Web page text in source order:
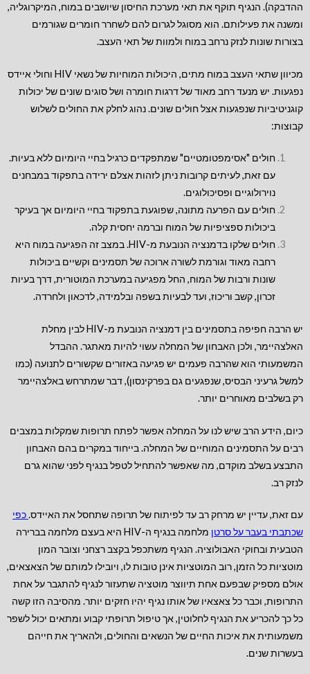
ההדבקה). הנגיף תוקף את תאי מערכת החיסון שיושבים במוח, המיקרוגליה,
ומשנה את פעילותם. הוא מסוגל לגרום להם לשחרר חומרים שגורמים
בצורות שונות לנזק נרחב במוח ולמוות של תאי העצב.
מכיוון שתאי העצב במוח מתים, היכולות המוחיות של נשאי HIV וחולי איידס
נפגעות. יש מנעד רחב מאוד של דרגות חומרה ושל סוגים שונים של יכולות
קוגניטיביות שנפגעות אצל חולים שונים. נהוג לחלק את החולים לשלוש
קבוצות:
חולים "אסימפטומטיים" שמתפקדים כרגיל בחיי היומיום ללא בעיות.
עם זאת, לעיתים קרובות ניתן לזהות אצלם ירידה בתפקוד במבחנים
נוירולוגיים ופסיכולוגים.
חולים עם הפרעה מתונה, שפוגעת בתפקוד בחיי היומיום אך בעיקר
ביכולות ספציפיות של המוח וברמה יחסית קלה.
חולים שלקו בדמנציה הנובעת מ-HIV. במצב זה הפגיעה במוח היא
רחבה מאוד וגורמת לשורה ארוכה של תסמינים וקשיים ביכולות
שונות ורבות של המוח, החל מפגיעה במערכת המוטורית, דרך בעיות
זכרון, קשב וריכוז, ועד לבעיות בשפה ובלמידה, לדכאון ולחרדה.
יש הרבה חפיפה בתסמינים בין דמנציה הנובעת מ-HIV לבין מחלת
האלצהיימר, ולכן האבחון של המחלה עשוי להיות מאתגר. ההבדל
המשמעותי הוא שהרבה פעמים יש פגיעה באזורים שקשורים לתנועה (כמו
למשל גרעיני הבסיס, שנפגעים גם בפרקינסון), דבר שמתרחש באלצהיימר
רק בשלבים מאוחרים יותר.
כיום, הידע הרב שיש לנו על המחלה אפשר לפתח תרופות שמקלות במצבים
רבים על התסמינים המוחיים של המחלה. בייחוד במקרים בהם האבחון
התבצע בשלב מוקדם, מה שאפשר להתחיל לטפל בנגיף לפני שהוא גרם
לנזק רב.
עם זאת, עדיין יש מרחק רב עד לפיתוח של תרופה שתחסל את האיידס.כפי
שכתבתי בעבר על סרטן
מלחמה בנגיף ה-HIV היא בעצם מלחמה בברירה
הטבעית ובחוקי האבולוציה. הנגיף משתכפל בקצב רצחני וצובר המון
מוטציות כל הזמן, רוב המוטציות אינן טובות לו, ויובילו למותם של הצאצאים,
אולם מספיק שבפעם אחת תיווצר מוטציה שתעזור לנגיף להתגבר על אחת
התרופות, וכבר כל צאצאיו של אותו נגיף יהיו חזקים יותר. מהסיבה הזו קשה
כל כך להכריע את הנגיף לחלוטין, אך טיפול תרופתי קבוע ומתאים יכול לשפר
משמעותית את איכות החיים של הנשאים והחולים, ולהאריך את חייהם
בעשרות שנים.